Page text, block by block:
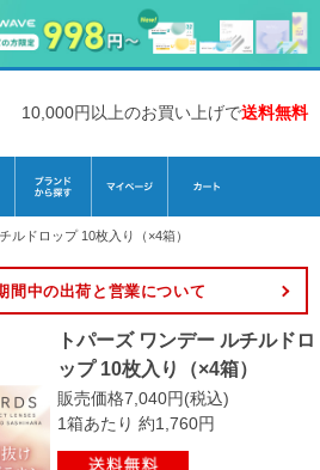
10,000円以上のお買い上げで送料無料
ルドロップ 10枚入り（×4箱）
間中の出荷と営業について
トパーズ ワンデー ルチルドロ
ップ 10枚入り（×4箱）
販売価格7,040円(税込)
1箱あたり 約1,760円